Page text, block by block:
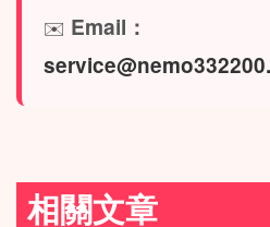
✉️ Email：
相關文章